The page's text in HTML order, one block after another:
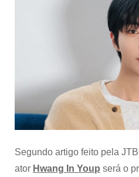
Segundo artigo feito pela
ator Hwang In Youp será o